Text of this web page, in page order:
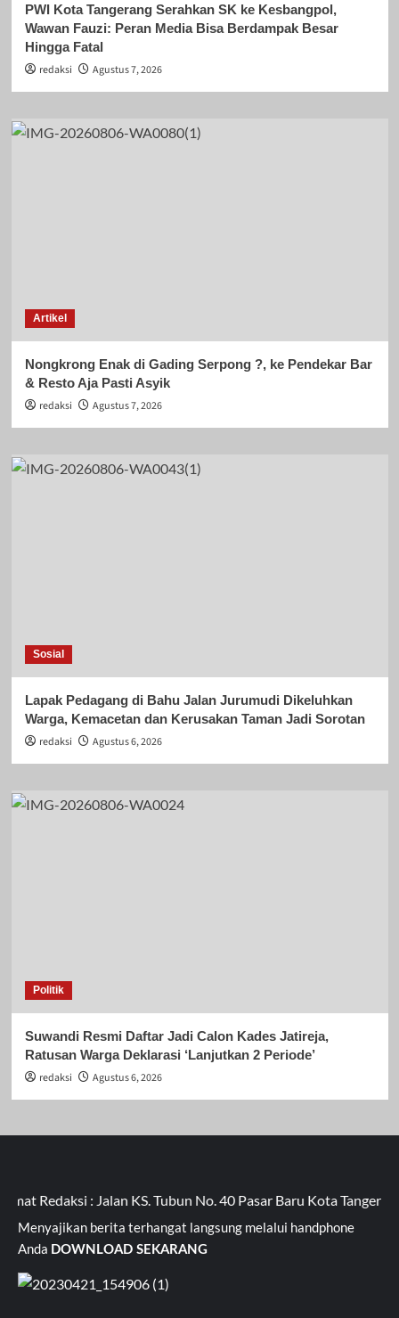
PWI Kota Tangerang Serahkan SK ke Kesbangpol,
Wawan Fauzi: Peran Media Bisa Berdampak Besar
Hingga Fatal
redaksi
Agustus 7, 2026
Artikel
Nongkrong Enak di Gading Serpong ?, ke Pendekar Bar
& Resto Aja Pasti Asyik
redaksi
Agustus 7, 2026
Sosial
Lapak Pedagang di Bahu Jalan Jurumudi Dikeluhkan
Warga, Kemacetan dan Kerusakan Taman Jadi Sorotan
redaksi
Agustus 6, 2026
Politik
Suwandi Resmi Daftar Jadi Calon Kades Jatireja,
Ratusan Warga Deklarasi ‘Lanjutkan 2 Periode’
redaksi
Agustus 6, 2026
Redaksi : Jalan KS. Tubun No. 40 Pasar Baru Kota
Menyajikan berita terhangat langsung melalui handphone
Anda DOWNLOAD SEKARANG